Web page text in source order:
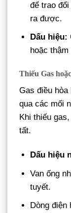
để trao
ra được.
Dấu hiệu:
hoặc
Thiếu Gas
Gas điều
qua các mối
Khi thiếu
tất.
Dấu hiệu
Van ống
tuyết.
Dòng điện